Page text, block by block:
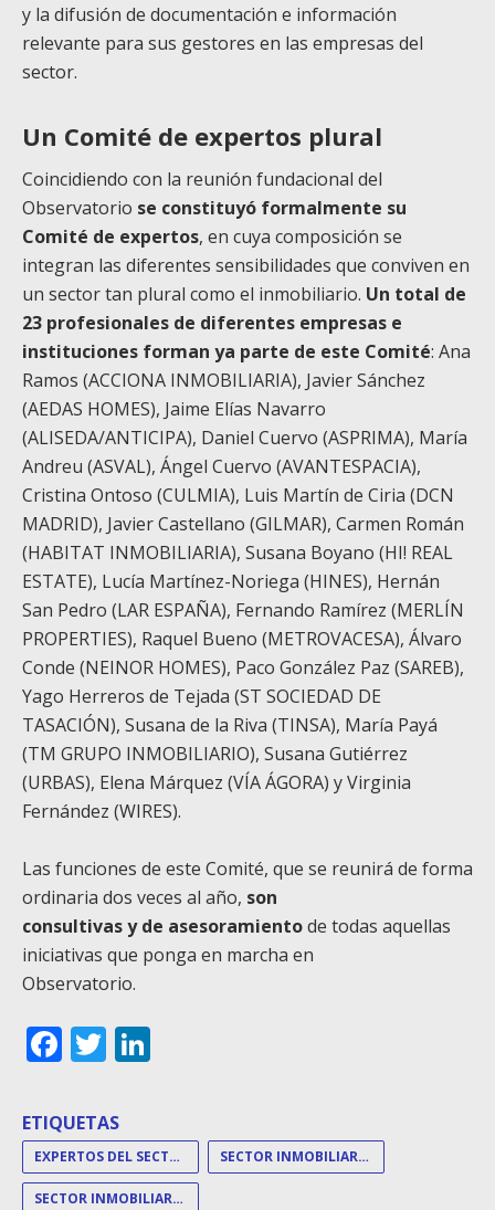
y la difusión de documentación e información
relevante para sus gestores en las empresas del
sector.
Un Comité de expertos plural
Coincidiendo con la reunión fundacional del
Observatorio se constituyó formalmente su
Comité de expertos, en cuya composición se
integran las diferentes sensibilidades que conviven en
un sector tan plural como el inmobiliario. Un total de
23 profesionales de diferentes empresas e
instituciones forman ya parte de este Comité: Ana
Ramos (ACCIONA INMOBILIARIA), Javier Sánchez
(AEDAS HOMES), Jaime Elías Navarro
(ALISEDA/ANTICIPA), Daniel Cuervo (ASPRIMA), María
Andreu (ASVAL), Ángel Cuervo (AVANTESPACIA),
Cristina Ontoso (CULMIA), Luis Martín de Ciria (DCN
MADRID), Javier Castellano (GILMAR), Carmen Román
(HABITAT INMOBILIARIA), Susana Boyano (HI! REAL
ESTATE), Lucía Martínez-Noriega (HINES), Hernán
San Pedro (LAR ESPAÑA), Fernando Ramírez (MERLÍN
PROPERTIES), Raquel Bueno (METROVACESA), Álvaro
Conde (NEINOR HOMES), Paco González Paz (SAREB),
Yago Herreros de Tejada (ST SOCIEDAD DE
TASACIÓN), Susana de la Riva (TINSA), María Payá
(TM GRUPO INMOBILIARIO), Susana Gutiérrez
(URBAS), Elena Márquez (VÍA ÁGORA) y Virginia
Fernández (WIRES).
Las funciones de este Comité, que se reunirá de forma
ordinaria dos veces al año, son
consultivas y de asesoramientode todas aquellas
iniciativas que ponga en marcha en
Observatorio.
Facebook
Twitter
ETIQUETAS
EXPERTOS DEL SECTOR SECTOR INMOBILIARIO
SECTOR INMOBILIARIO ESPAÑOL